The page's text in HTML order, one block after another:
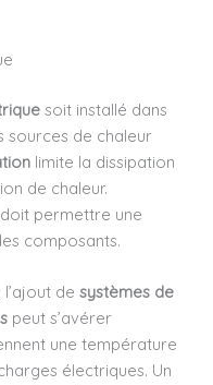
soit installé dans
sources de chaleur
limite la dissipation
de chaleur.
permettre une
composants.
l’ajout desystèmes de
peut s’avérer
une température
électriques. Un